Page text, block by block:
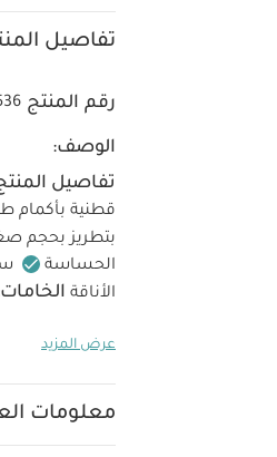
تفاصيل
رقم المنتج
الوصف:
تفاصيل
قطنية بأكمام
بتطريز بحجم
الحساسة
الأناقة
الجاف
لباس قطعة واحدة
عرض المزيد
معلومات